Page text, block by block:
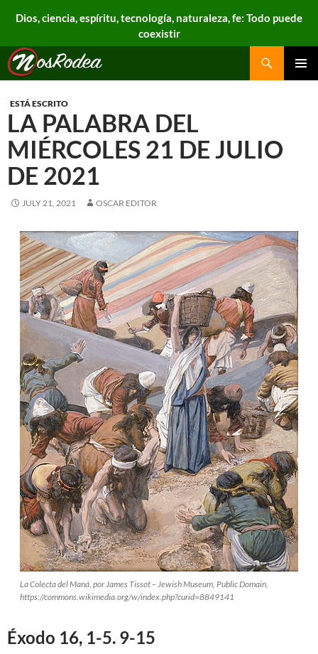
Dios, ciencia, espíritu, tecnología, naturaleza, fe: Todo puede
coexistir
Nos Rodea
Search
ESTÁ ESCRITO
LA PALABRA DEL
MIÉRCOLES 21 DE JULIO
DE 2021
JULY 21, 2021 OSCAR EDITOR
La Colecta del Maná, por James Tissot – Jewish Museum, Public Domain,
https://commons.wikimedia.org/w/index.php?curid=8849141
Éxodo 16, 1-5. 9-15